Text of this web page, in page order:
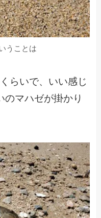
うことは
らいで、いい感じ
のマハゼが掛かり